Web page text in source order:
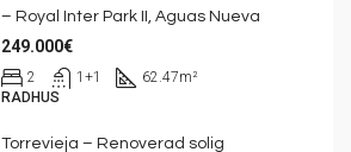
– Royal Inter Park II, Aguas Nueva
249.000€
2 1+1 62.47m²
RADHUS
Torrevieja – Renoverad solig